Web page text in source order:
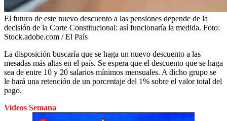
El futuro de este nuevo descuento a las pensiones depende de la
decisión de la Corte Constitucional: así funcionaría la medida. Foto:
Stock.adobe.com / El País
La disposición buscaría que se haga un nuevo descuento a las
mesadas más altas en el país. Se espera que el descuento que se haga
sea de entre 10 y 20 salarios mínimos mensuales. A dicho grupo se
le hará una retención de un porcentaje del 1% sobre el valor total del
pago.
Videos Semana